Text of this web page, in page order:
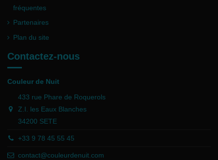
fréquentes
Partenaires
Plan du site
Contactez-nous
Couleur de Nuit
433 rue Phare de Roquerols
Z.I. les Eaux Blanches
34200 SETE
+33 9 78 45 55 45
contact@couleurdenuit.com